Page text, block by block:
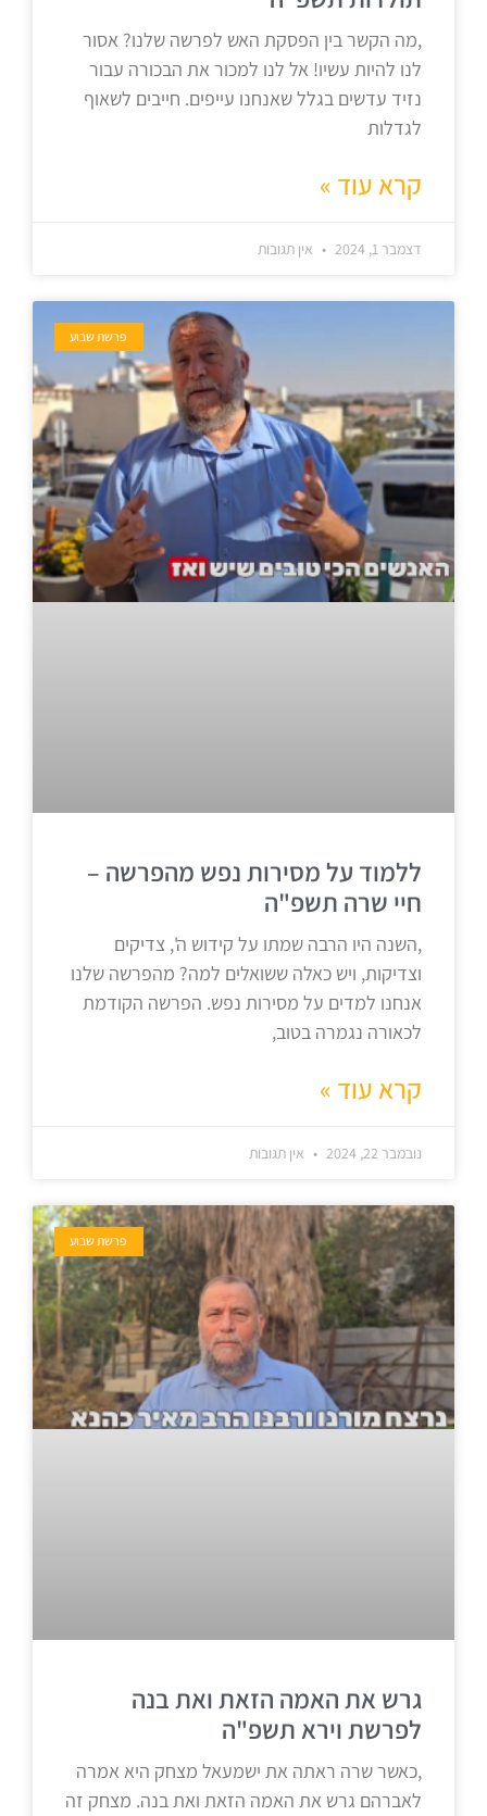
,מה הקשר בין הפסקת האש לפרשה שלנו? אסור
לנו להיות עשיו! אל לנו למכור את הבכורה עבור
נזיד עדשים בגלל שאנחנו עייפים. חייבים לשאוף
לגדלות
קרא עוד »
דצמבר 1, 2024 אין תגובות
פרשת שבוע
ללמוד על מסירות נפש מהפרשה –
חיי שרה תשפ"ה
,השנה היו הרבה שמתו על קידוש ה', צדיקים
וצדיקות, ויש כאלה ששואלים למה? מהפרשה שלנו
אנחנו למדים על מסירות נפש. הפרשה הקודמת
לכאורה נגמרה בטוב,
קרא עוד »
נובמבר 22, 2024 אין תגובות
פרשת שבוע
גרש את האמה הזאת ואת בנה
לפרשת וירא תשפ"ה
,כאשר שרה ראתה את ישמעאל מצחק היא אמרה
לאברהם גרש את האמה הזאת ואת בנה. מצחק זה